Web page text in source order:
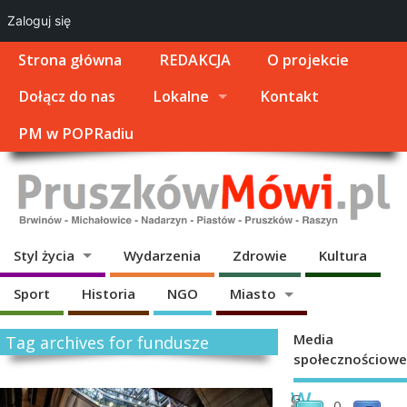
Strona główna REDAKCJA
O projekcie
Dołącz do nas
Lokalne
Kontakt
PM w POPRadiu
Styl życia Wydarzenia Zdrowie Kultura
Sport Historia NGO Miasto
Tag archives for fundusze
W
G
Media
społecznościowe
Zaloguj się